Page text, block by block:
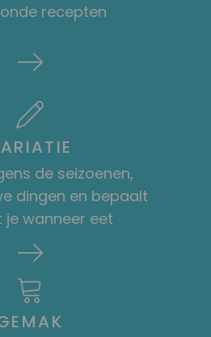
recepten
de seizoenen,
dingen en bepaalt
je wanneer eet